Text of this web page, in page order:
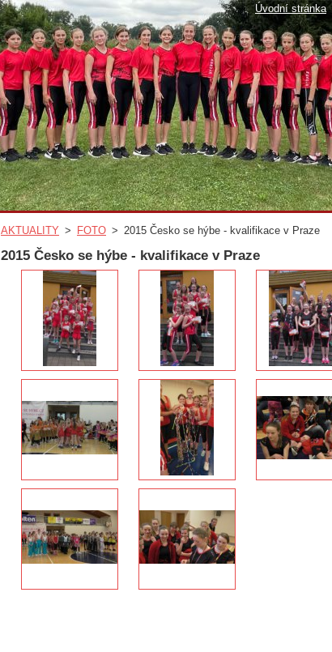
AKTUALITY > FOTO > 2015 Česko se hýbe - kvalifikace v Praze
2015 Česko se hýbe - kvalifikace v Praze
Úvodní stránka